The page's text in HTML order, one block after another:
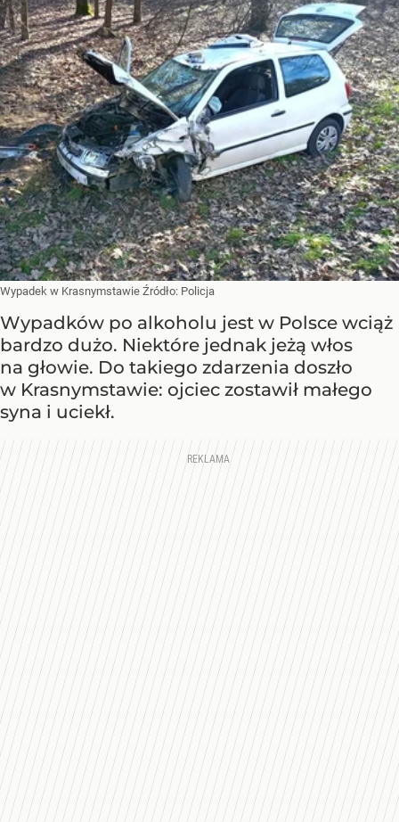
Wypadek w Krasnymstawie Źródło: Policja
Wypadków po alkoholu jest w Polsce wciąż
bardzo dużo. Niektóre jednak jeżą włos
na głowie. Do takiego zdarzenia doszło
w Krasnymstawie: ojciec zostawił małego
syna i uciekł.